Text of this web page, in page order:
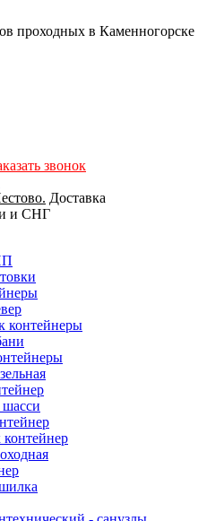
проходных в Каменногорске
звонок
Доставка
и СНГ
контейнеры
шасси